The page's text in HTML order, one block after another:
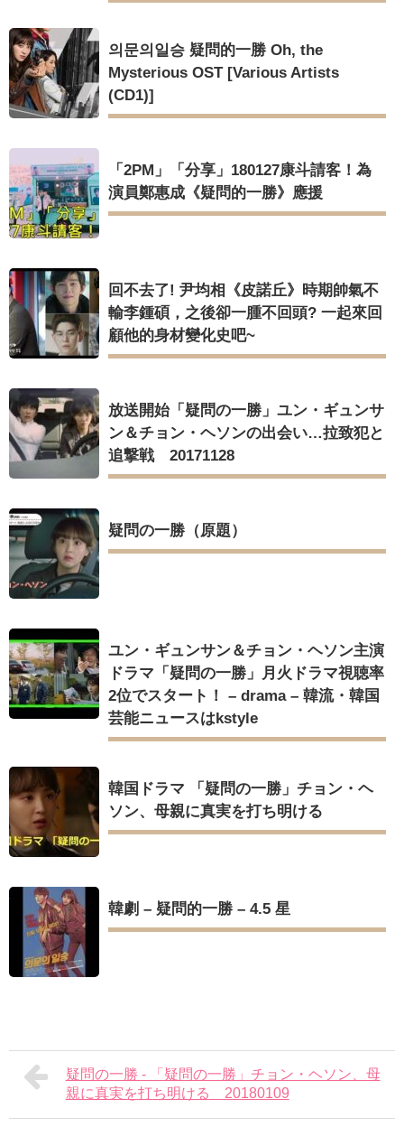
의문의일승 疑問的一勝 Oh, the
Mysterious OST [Various Artists
(CD1)]
「2PM」「分享」180127康斗請客！為
演員鄭惠成《疑問的一勝》應援
回不去了! 尹均相《皮諾丘》時期帥氣不
輸李鍾碩，之後卻一腫不回頭? 一起來回
顧他的身材變化史吧~
放送開始「疑問の一勝」ユン・ギュンサ
ン＆チョン・ヘソンの出会い…拉致犯と
追撃戦 20171128
疑問の一勝（原題）
ユン・ギュンサン＆チョン・ヘソン主演
ドラマ「疑問の一勝」月火ドラマ視聴率
2位でスタート！ – drama – 韓流・韓国
芸能ニュースはkstyle
韓国ドラマ 「疑問の一勝」チョン・ヘ
ソン、母親に真実を打ち明ける
韓劇 – 疑問的一勝 – 4.5 星
疑問の一勝 - 「疑問の一勝」チョン・ヘソン、母
親に真実を打ち明ける 20180109